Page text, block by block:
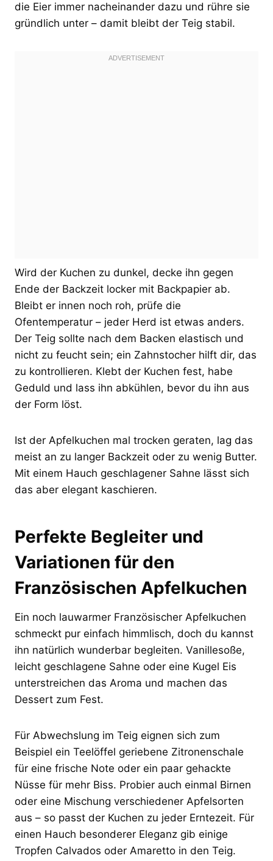
die Eier immer nacheinander dazu und rühre sie
gründlich unter – damit bleibt der Teig stabil.
Wird der Kuchen zu dunkel, decke ihn gegen
Ende der Backzeit locker mit Backpapier ab.
Bleibt er innen noch roh, prüfe die
Ofentemperatur – jeder Herd ist etwas anders.
Der Teig sollte nach dem Backen elastisch und
nicht zu feucht sein; ein Zahnstocher hilft dir, das
zu kontrollieren. Klebt der Kuchen fest, habe
Geduld und lass ihn abkühlen, bevor du ihn aus
der Form löst.
Ist der Apfelkuchen mal trocken geraten, lag das
meist an zu langer Backzeit oder zu wenig Butter.
Mit einem Hauch geschlagener Sahne lässt sich
das aber elegant kaschieren.
Perfekte Begleiter und
Variationen für den
Französischen Apfelkuchen
Ein noch lauwarmer Französischer Apfelkuchen
schmeckt pur einfach himmlisch, doch du kannst
ihn natürlich wunderbar begleiten. Vanillesoße,
leicht geschlagene Sahne oder eine Kugel Eis
unterstreichen das Aroma und machen das
Dessert zum Fest.
Für Abwechslung im Teig eignen sich zum
Beispiel ein Teelöffel geriebene Zitronenschale
für eine frische Note oder ein paar gehackte
Nüsse für mehr Biss. Probier auch einmal Birnen
oder eine Mischung verschiedener Apfelsorten
aus – so passt der Kuchen zu jeder Erntezeit. Für
einen Hauch besonderer Eleganz gib einige
Tropfen Calvados oder Amaretto in den Teig.